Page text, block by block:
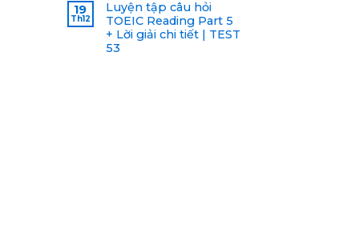
19
Th12
Luyện tập câu hỏi
TOEIC Reading Part 5
+ Lời giải chi tiết | TEST
53